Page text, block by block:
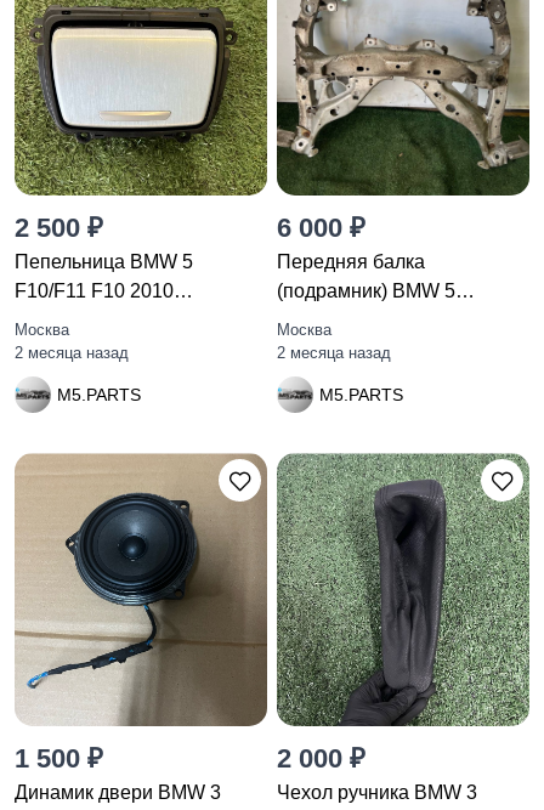
2 500 ₽
Пепельница BMW 5
F10/F11 F10 2010
51169206347
Москва
2 месяца назад
M5.PARTS
6 000 ₽
Передняя балка
(подрамник) BMW 5
F10/F11 F10 2010
Москва
2 месяца назад
M5.PARTS
1 500 ₽
Динамик двери BMW 3
2 000 ₽
Чехол ручника BMW 3